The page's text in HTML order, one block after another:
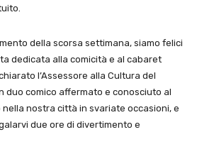
della scorsa settimana, siamo felici
dedicata alla comicità e al cabaret
l’Assessore alla Cultura del
duo comico affermato e conosciuto al
nostra città in svariate occasioni, e
due ore di divertimento e